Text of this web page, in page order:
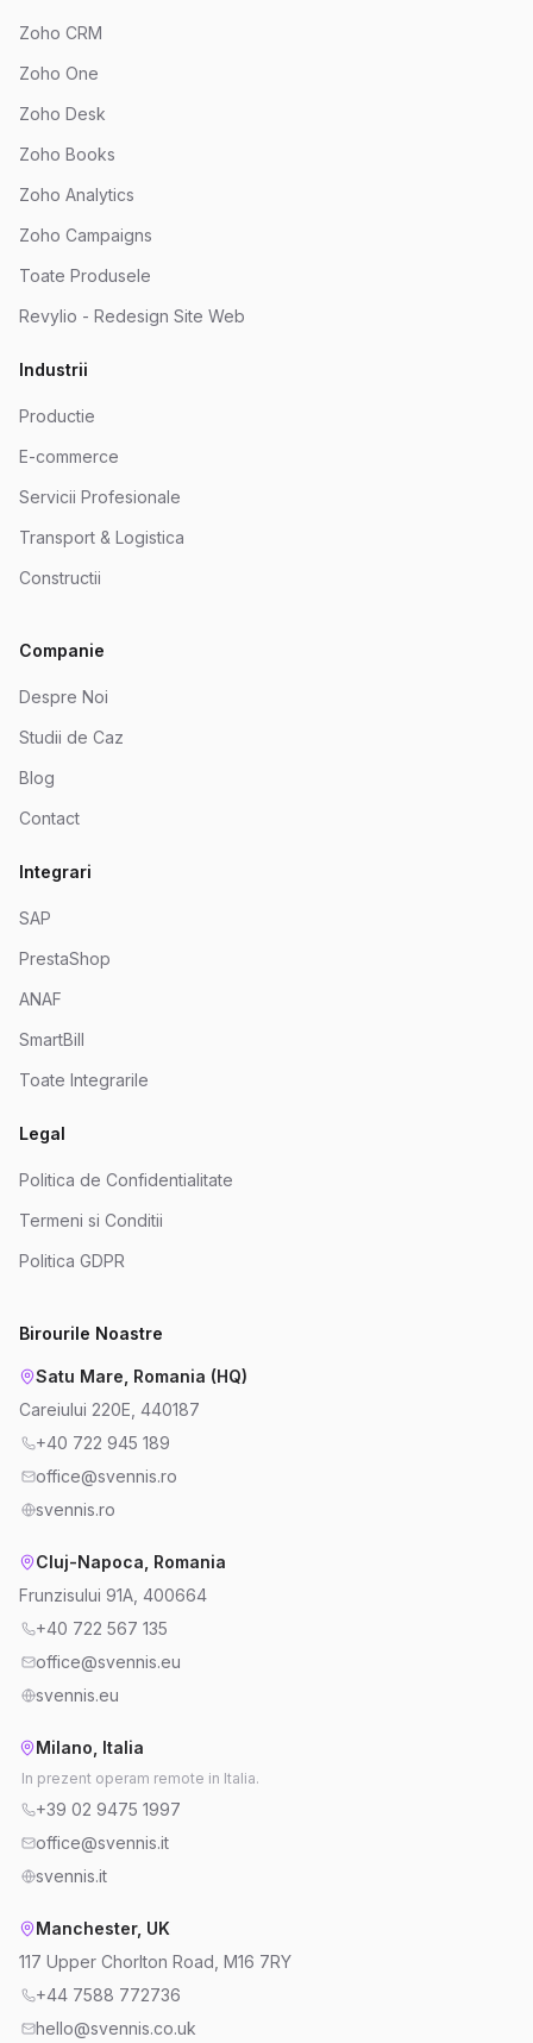
Zoho CRM
Zoho One
Zoho Desk
Zoho Books
Zoho Analytics
Zoho Campaigns
Toate Produsele
Revylio - Redesign Site Web
Industrii
Productie
E-commerce
Servicii Profesionale
Transport & Logistica
Constructii
Companie
Despre Noi
Studii de Caz
Blog
Contact
Integrari
SAP
PrestaShop
ANAF
SmartBill
Toate Integrarile
Legal
Politica de Confidentialitate
Termeni si Conditii
Politica GDPR
Birourile Noastre
Satu Mare, Romania (HQ)
Careiului 220E, 440187
+40 722 945 189
office@svennis.ro
svennis.ro
Cluj-Napoca, Romania
Frunzisului 91A, 400664
+40 722 567 135
office@svennis.eu
svennis.eu
Milano, Italia
In prezent operam remote in Italia.
+39 02 9475 1997
office@svennis.it
svennis.it
Manchester, UK
117 Upper Chorlton Road, M16 7RY
+44 7588 772736
hello@svennis.co.uk